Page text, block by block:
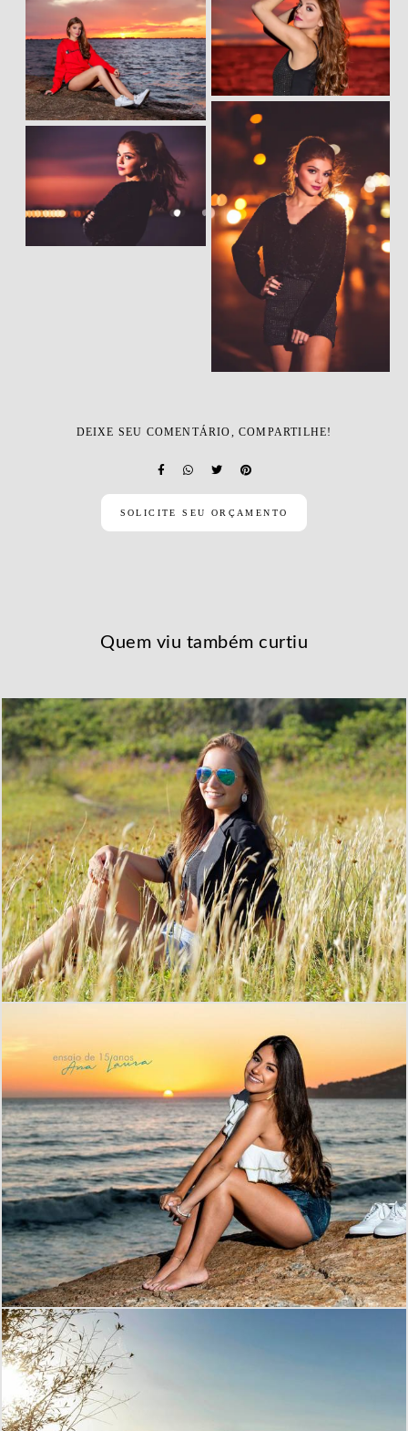
DEIXE SEU COMENTÁRIO, COMPARTILHE!
SOLICITE SEU ORÇAMENTO
Quem viu também curtiu
3309 47
2351 0